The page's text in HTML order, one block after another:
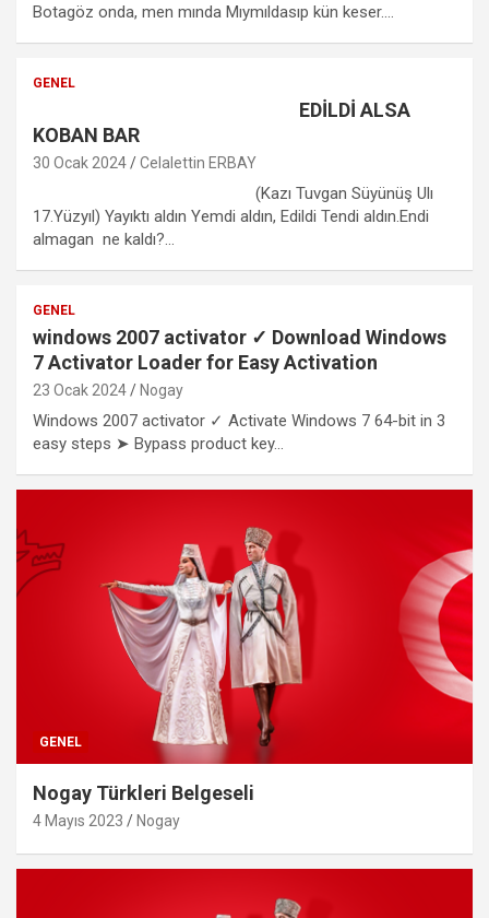
Botagöz onda, men mında Mıymıldasıp kün keser.…
GENEL
EDİLDİ ALSA
KOBAN BAR
30 Ocak 2024 Celalettin ERBAY
(Kazı Tuvgan Süyünüş Ulı
17.Yüzyıl) Yayıktı aldın Yemdi aldın, Edildi Tendi aldın.Endi
almagan ne kaldı?…
GENEL
windows 2007 activator ✓ Download Windows
7 Activator Loader for Easy Activation
23 Ocak 2024 Nogay
Windows 2007 activator ✓ Activate Windows 7 64-bit in 3
easy steps ➤ Bypass product key…
GENEL
Nogay Türkleri Belgeseli
4 Mayıs 2023 Nogay